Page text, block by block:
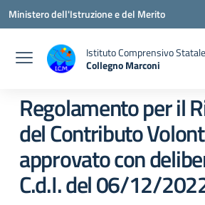
Vai ai contenuti
Vai al menu di navigazione
Vai al footer
Ministero dell'Istruzione e del Merito
Istituto Comprensivo Statale
Collegno Marconi
Regolamento per il
del Contributo
approvato con
C.d.I. del 06/12/